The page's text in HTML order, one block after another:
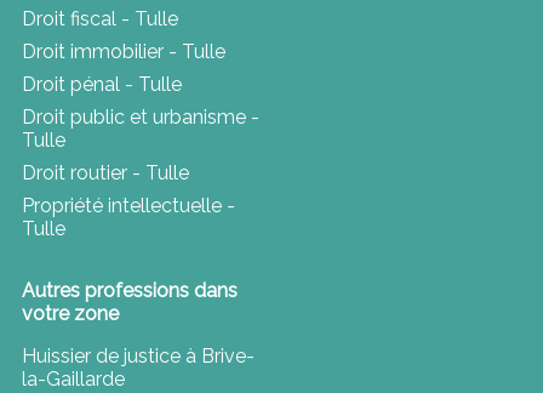
Droit fiscal - Tulle
Droit immobilier - Tulle
Droit pénal - Tulle
Droit public et urbanisme -
Tulle
Droit routier - Tulle
Propriété intellectuelle -
Tulle
Autres professions dans
votre zone
Huissier de justice à Brive-
la-Gaillarde